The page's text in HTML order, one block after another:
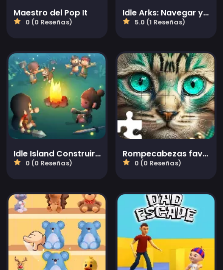
Maestro del Pop It
0 (0 Reseñas)
Idle Arks: Navegar y Construir 2
5.0 (1 Reseñas)
Idle Island Construir Y Sobrevivir
0 (0 Reseñas)
Rompecabezas favoritos
0 (0 Reseñas)